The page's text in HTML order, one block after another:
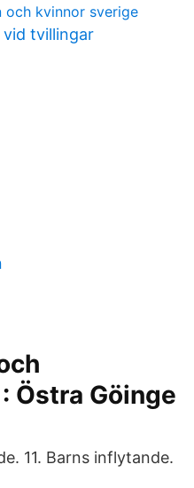
och kvinnor sverige
tvillingar
Östra Göinge
11. Barns inflytande.